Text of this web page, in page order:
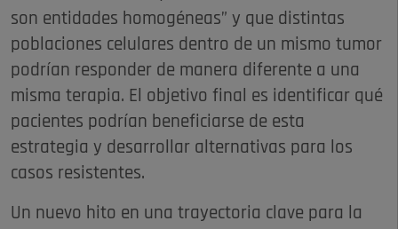
son entidades homogéneas” y que distintas
poblaciones celulares dentro de un mismo tumor
podrían responder de manera diferente a una
misma terapia. El objetivo final es identificar qué
pacientes podrían beneficiarse de esta
estrategia y desarrollar alternativas para los
casos resistentes.
Un nuevo hito en una trayectoria clave para la